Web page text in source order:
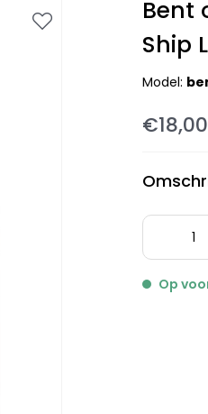
Bent
Ship
Model:
€18,00
Op